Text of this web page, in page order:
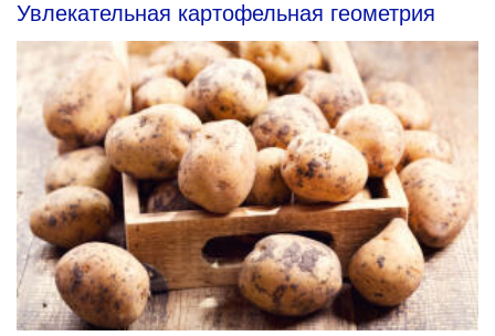
Увлекательная картофельная геометрия